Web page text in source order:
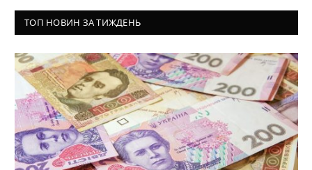
ТОП НОВИН ЗА ТИЖДЕНЬ